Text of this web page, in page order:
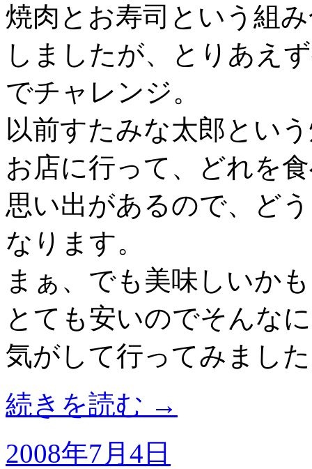
焼肉とお寿司という組
しましたが、とりあえ
でチャレンジ。
以前すたみな太郎とい
お店に行って、どれを
思い出があるので、ど
なります。
まぁ、でも美味しいか
とても安いのでそんな
気がして行ってみまし
続きを読む →
2008年7月4日